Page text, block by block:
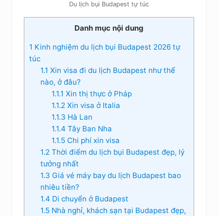
Du lịch bụi Budapest tự túc
Danh mục nội dung
1 Kinh nghiệm du lịch bụi Budapest 2026 tự
túc
1.1 Xin visa đi du lịch Budapest như thế
nào, ở đâu?
1.1.1 Xin thị thực ở Pháp
1.1.2 Xin visa ở Italia
1.1.3 Hà Lan
1.1.4 Tây Ban Nha
1.1.5Chi phí xin visa
1.2 Thời điểm du lịch bụi Budapest đẹp, lý
tưởng nhất
1.3 Giá vé máy bay du lịch Budapest bao
nhiêu tiền?
1.4 Di chuyển ở Budapest
1.5Nhà nghỉ, khách sạn tại Budapest đẹp,